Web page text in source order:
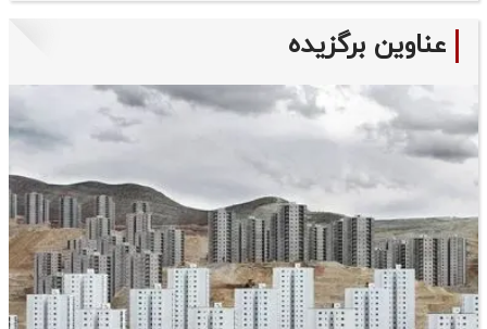
عناوین برگزیده